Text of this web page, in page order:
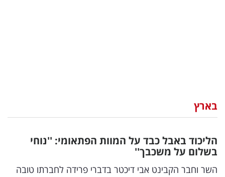
וצרכנות
דיגיטל
וטק
בארץ
הליכוד באבל כבד על המוות הפתאומי: ''נוחי
בשלום על משכבך''
השר וחבר הקבינט אבי דיכטר בדברי פרידה לחברתו טובה